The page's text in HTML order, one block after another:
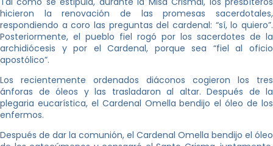
hicieron la renovación de las promesas sacerdotales,
respondiendo a coro las preguntas del cardenal: “sí, lo quiero”.
Posteriormente, el pueblo fiel rogó por los sacerdotes de la
archidiócesis y por el Cardenal, porque sea “fiel al oficio
apostólico”.
Los recientemente ordenados diáconos cogieron los tres
ánforas de óleos y las trasladaron al altar. Después de la
plegaria eucarística, el Cardenal Omella bendijo el óleo de los
enfermos.
Después de dar la comunión, el Cardenal Omella bendijo el óleo